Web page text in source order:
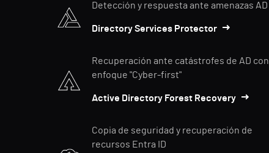
Detección y respuesta ante amenazas AD
Directory Services Protector
Recuperación ante catástrofes de AD con
enfoque "Cyber-first"
Active Directory Forest Recovery
Copia de seguridad y recuperación de
recursos Entra ID